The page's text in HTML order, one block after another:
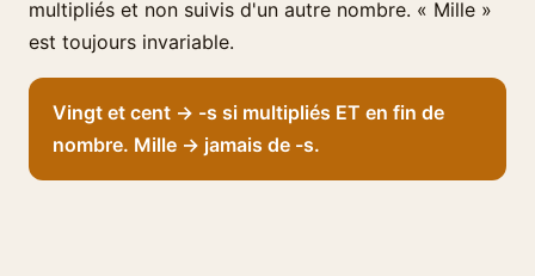
multipliés et non suivis d'un autre nombre. « Mille »
est toujours invariable.
Vingt et cent → -s si multipliés ET en fin de
nombre. Mille → jamais de -s.